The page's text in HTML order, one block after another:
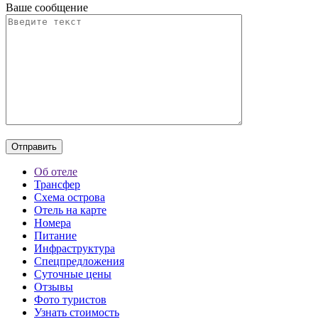
Ваше сообщение
Об отеле
Трансфер
Схема острова
Отель на карте
Номера
Питание
Инфраструктура
Спецпредложения
Суточные цены
Отзывы
Фото туристов
Узнать стоимость